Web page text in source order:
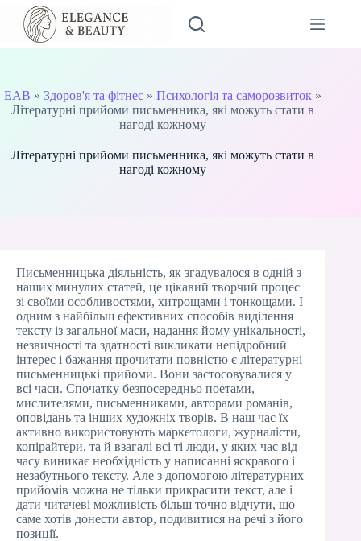
Перейти
вмісту
EAB » Здоров'я та фітнес» Психологія та саморозвиток»
Літературні прийоми письменника, які можуть стати в
нагоді кожному
Літературні прийоми письменника, які можуть стати в
нагоді кожному
Письменницька діяльність, як згадувалося в одній з
наших минулих статей, це цікавий творчий процес
зі своїми особливостями, хитрощами і тонкощами. І
одним з найбільш ефективних способів виділення
тексту із загальної маси, надання йому унікальності,
незвичності та здатності викликати непідробний
інтерес і бажання прочитати повністю є літературні
письменницькі прийоми. Вони застосовувалися у
всі часи. Спочатку безпосередньо поетами,
мислителями, письменниками, авторами романів,
оповідань та інших художніх творів. В наш час їх
активно використовують маркетологи, журналісти,
копірайтери, та й взагалі всі ті люди, у яких час від
часу виникає необхідність у написанні яскравого і
незабутнього тексту. Але з допомогою літературних
прийомів можна не тільки прикрасити текст, але і
дати читачеві можливість більш точно відчути, що
саме хотів донести автор, подивитися на речі з його
позиції.